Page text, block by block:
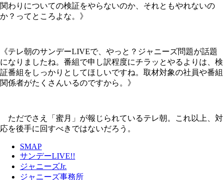
関わりについての検証をやらないのか、それともやれないの
か？ってところよな。》
《テレ朝のサンデーLIVEで、やっと？ジャニーズ問題が話題
になりましたね。番組で申し訳程度にチラッとやるよりは、検
証番組をしっかりとしてほしいですね。取材対象の社員や番組
関係者がたくさんいるのですから。》
ただでさえ「蜜月」が報じられているテレ朝。これ以上、対
応を後手に回すべきではないだろう。
SMAP
サンデーLIVE!!
ジャニーズJr.
ジャニーズ事務所